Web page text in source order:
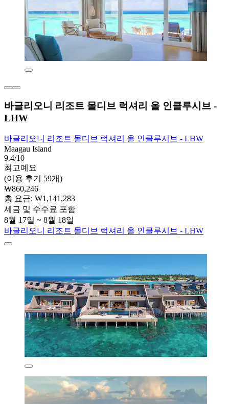
바글리오니 리조트 몰디브 럭셔리 올 인클루시브 -
LHW
바글리오니 리조트 몰디브 럭셔리 올 인클루시브 - LHW
Maagau Island
9.4/10
최고예요
(이용 후기 59개)
₩860,246
총 요금: ₩1,141,283
세금 및 수수료 포함
8월 17일 ~ 8월 18일
바글리오니 리조트 몰디브 럭셔리 올 인클루시브 - LHW